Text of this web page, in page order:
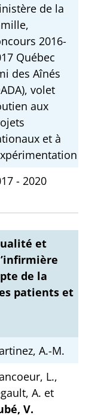
de la
2016-
Québec
des Aînés
volet
aux
et à
- 2020
et
de la
patients et
A.-M.
L.,
A. et
V.